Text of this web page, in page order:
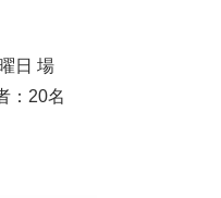
日 場
：20名